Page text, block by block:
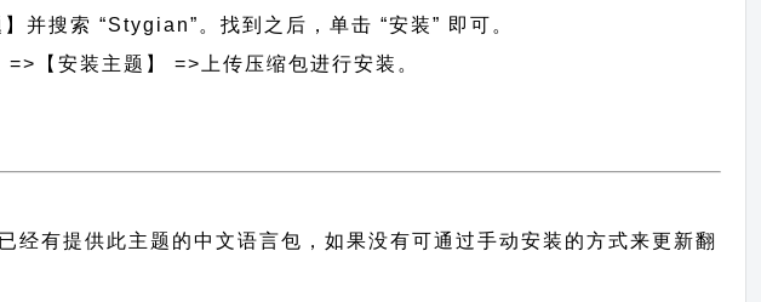
搜索 “Stygian”。找到之后，单击 “安装” 即可。
【安装主题】 =>上传压缩包进行安装。
有提供此主题的中文语言包，如果没有可通过手动安装的方式来更新翻